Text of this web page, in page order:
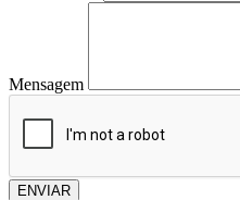
Mensagem
ENVIAR